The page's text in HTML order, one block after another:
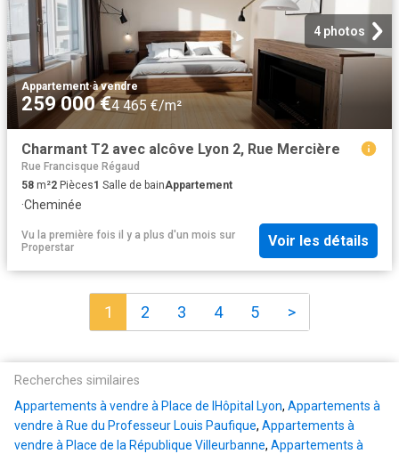
4 photos
Appartement·à vendre
259 000 €4 465 €/m²
Charmant T2 avec alcôve Lyon 2, Rue Mercière
Rue Francisque Régaud
58 m²2 Pièces1 Salle de bainAppartement
·Cheminée
Vu la première fois il y a plus d'un mois sur
Properstar
Voir les détails
1 2 3 4 5 >
Recherches similaires
Appartements à vendre à Place de lHôpital Lyon, Appartements à
vendre à Rue du Professeur Louis Paufique, Appartements à
vendre à Place de la République Villeurbanne, Appartements à